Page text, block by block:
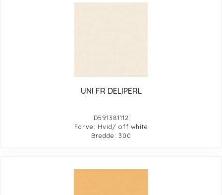
UNI FR DELIPERL
D591381112
Farve: Hvid/ off white
Bredde: 300